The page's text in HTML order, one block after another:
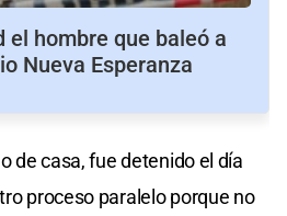
el hombre que baleó a
Nueva Esperanza
de casa, fue detenido el día
proceso paralelo porque no